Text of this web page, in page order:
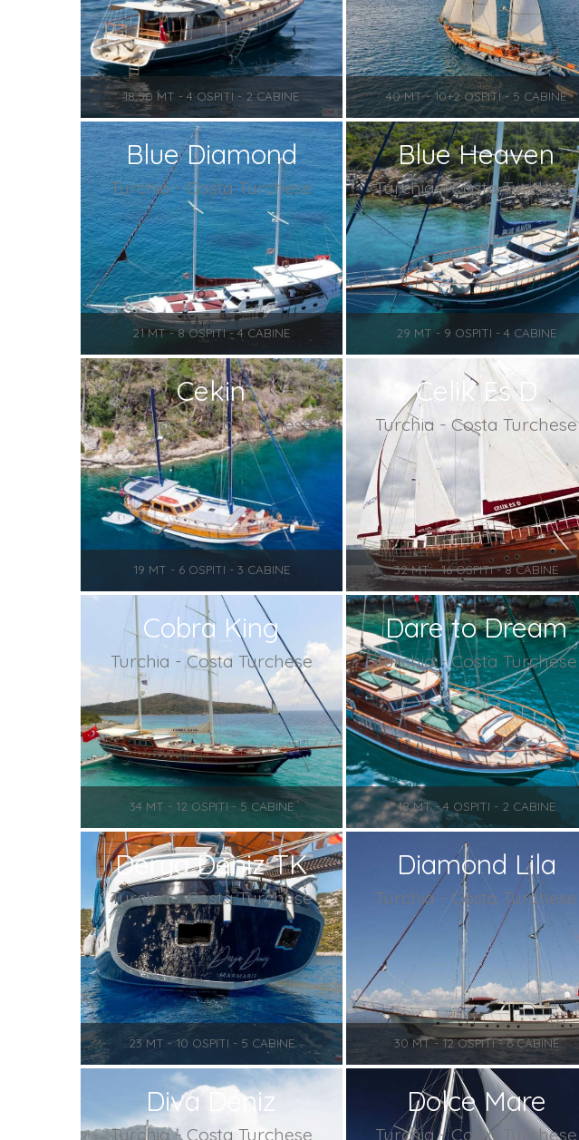
18,50 MT - 4 OSPITI - 2 CABINE 40 MT - 10+2 OSPITI - 5 CABINE
Blue Diamond
Turchia - Costa Turchese
21 MT - 8 OSPITI - 4 CABINE
Blue Heaven
Turchia - Costa Turchese
29 MT - 9 OSPITI - 4 CABINE
Cekin
Turchia - Costa Turchese
19 MT - 6 OSPITI - 3 CABINE
Celik Es D
Turchia - Costa Turchese
32 MT - 16 OSPITI - 8 CABINE
Cobra King
Turchia - Costa Turchese
34 MT - 12 OSPITI - 5 CABINE
Dare to Dream
Turchia - Costa Turchese
18 MT - 4 OSPITI - 2 CABINE
Derya Deniz TK
Turchia - Costa Turchese
23 MT - 10 OSPITI - 5 CABINE
Diamond Lila
Turchia - Costa Turchese
30 MT - 12 OSPITI - 6 CABINE
Diva Deniz
Turchia - Costa Turchese
Dolce Mare
Turchia - Costa Turchese